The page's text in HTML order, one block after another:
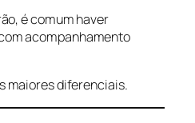
é comum haver
acompanhamento
maiores diferenciais.